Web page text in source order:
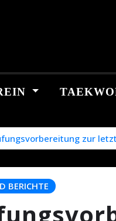
zur
BERICHTE